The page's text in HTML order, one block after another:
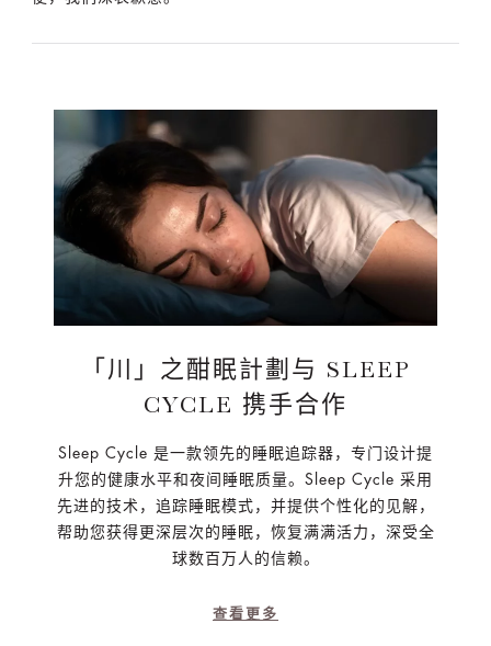
「川」之酣眠計劃与 SLEEP
CYCLE 携手合作
Sleep Cycle 是一款领先的睡眠追踪器，专门设计提
升您的健康水平和夜间睡眠质量。Sleep Cycle 采用
先进的技术，追踪睡眠模式，并提供个性化的见解，
帮助您获得更深层次的睡眠，恢复满满活力，深受全
球数百万人的信赖。
查看更多